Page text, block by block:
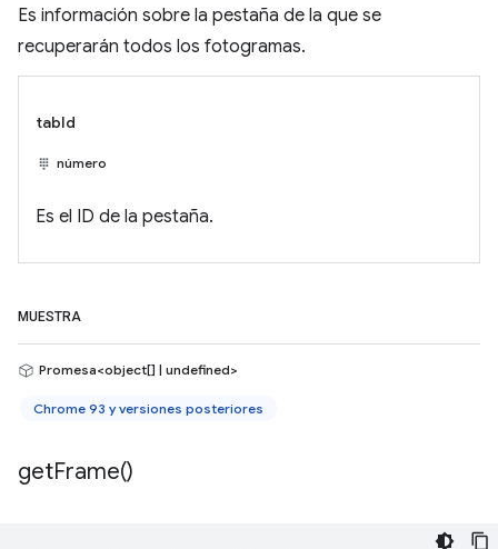
Es información sobre la pestaña de la que se
recuperarán todos los fotogramas.
tabId
número
Es el ID de la pestaña.
MUESTRA
Promesa<object[] | undefined>
Chrome 93 y versiones posteriores
getFrame()